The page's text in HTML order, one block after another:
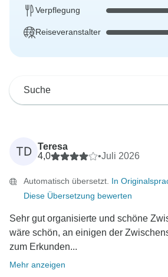
Verpflegung
Reiseveranstalter
TD
Teresa
4,0
•Juli 2026
Automatisch übersetzt. In
Diese Übersetzung bewerten
Sehr gut organisierte und schöne
wäre schön, an einigen der
zum Erkunden...
Mehr anzeigen